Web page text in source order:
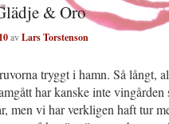
& Oro
avLars Torstenson
tryggt i hamn. Så långt,
har kanske inte vingården
men vi har verkligen haft tur